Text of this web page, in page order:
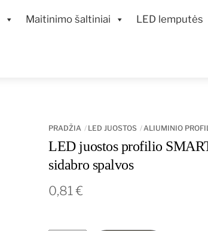
Maitinimo šaltiniai LED lemputės
PRADŽIA LED JUOSTOS ALIUMINIO
LED juostos profilio
sidabro spalvos
0,81€